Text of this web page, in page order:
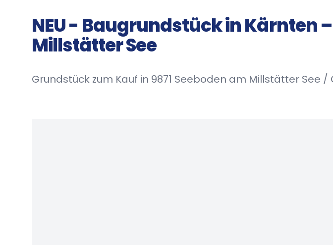
NEU - Baugrundstück in Kärnten
Millstätter See
Grundstück zum Kauf in 9871 Seeboden am Millstätter See /